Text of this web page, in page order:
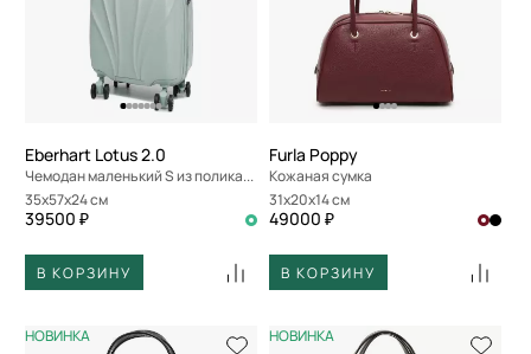
Eberhart Lotus 2.0
Чемодан маленький S из поликарбоната
35x57x24 см
39500 ₽
В КОРЗИНУ
Furla Poppy
Кожаная сумка
31x20x14 см
49000 ₽
В КОРЗИНУ
НОВИНКА НОВИНКА